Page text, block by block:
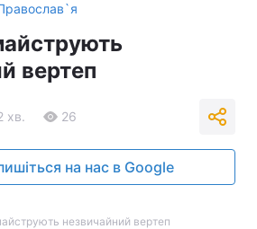
вертеп
хв. 26
на нас в Google
незвичайний вертеп